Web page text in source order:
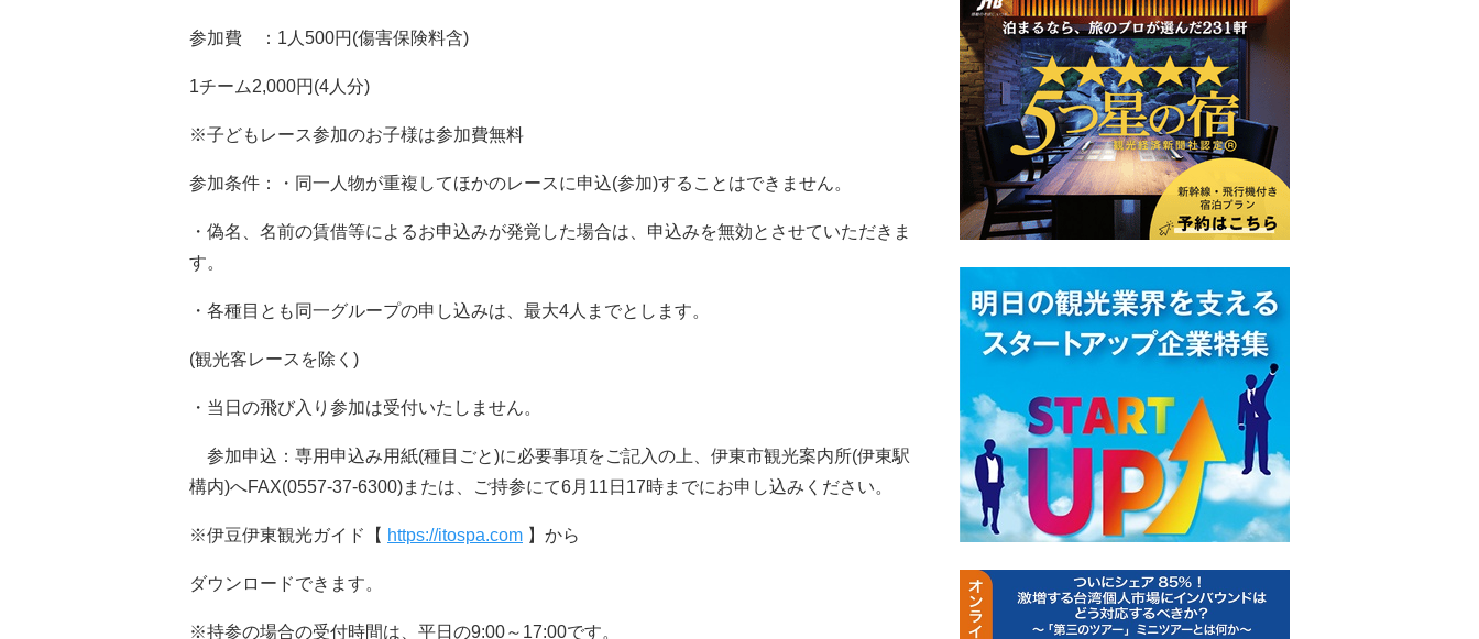
参加費 ：1人500円(傷害保険料含)
1チーム2,000円(4人分)
※子どもレース参加のお子様は参加費無料
参加条件：・同一人物が重複してほかのレースに申込(参加)することはできません。
・偽名、名前の賃借等によるお申込みが発覚した場合は、申込みを無効とさせていただきま
す。
・各種目とも同一グループの申し込みは、最大4人までとします。
(観光客レースを除く)
・当日の飛び入り参加は受付いたしません。
参加申込：専用申込み用紙(種目ごと)に必要事項をご記入の上、伊東市観光案内所(伊東駅
構内)へFAX(0557-37-6300)または、ご持参にて6月11日17時までにお申し込みください。
※伊豆伊東観光ガイド【 https://itospa.com 】から
ダウンロードできます。
※持参の場合の受付時間は、平日の9:00～17:00です。